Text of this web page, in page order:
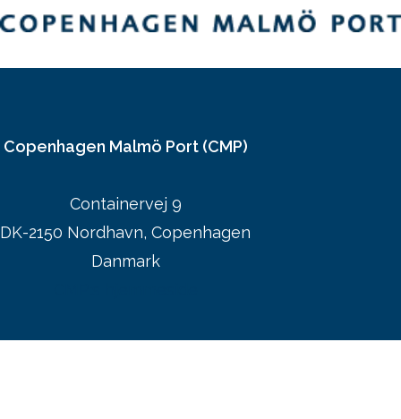
Copenhagen Malmö Port (CMP)
Containervej 9
DK-2150 Nordhavn, Copenhagen
Danmark